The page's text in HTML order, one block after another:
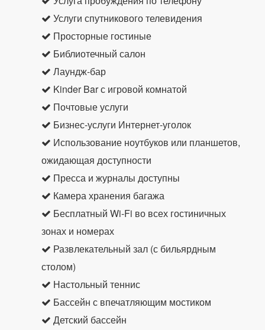
Услуги спутникового телевидения
Просторные гостиные
Библиотечный салон
Лаундж-бар
Kinder Bar с игровой комнатой
Почтовые услуги
Бизнес-услуги Интернет-уголок
Использование ноутбуков или планшетов,
ожидающая доступности
Пресса и журналы доступны
Камера хранения багажа
Бесплатный Wi-Fi во всех гостиничных
зонах и номерах
Развлекательный зал (с бильярдным
столом)
Настольный теннис
Бассейн с впечатляющим мостиком
Детский бассейн